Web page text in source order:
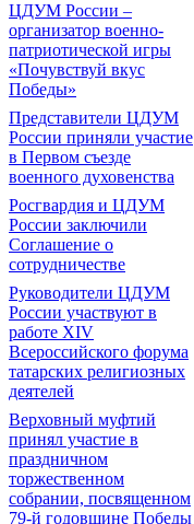
ЦДУМ России –
организатор военно-
патриотической игры
«Почувствуй вкус
Победы»
Представители ЦДУМ
России приняли участие
в Первом съезде
военного духовенства
Росгвардия и ЦДУМ
России заключили
Соглашение о
сотрудничестве
Руководители ЦДУМ
России участвуют в
работе XIV
Всероссийского форума
татарских религиозных
деятелей
Верховный муфтий
принял участие в
праздничном
торжественном
собрании, посвященном
79-й годовщине Победы